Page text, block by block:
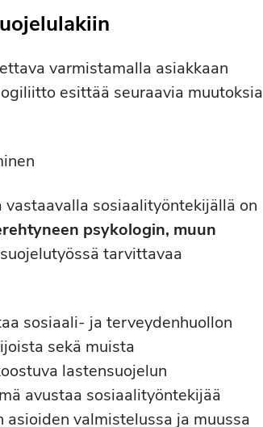
varmistamalla asiakkaan
esittää seuraavia muutoksia
sosiaalityöntekijällä on
psykologin, muun
tarvittavaa
sosiaali‐ ja terveydenhuollon
sekä muista
lastensuojelun
avustaa sosiaalityöntekijää
valmistelussa ja muussa